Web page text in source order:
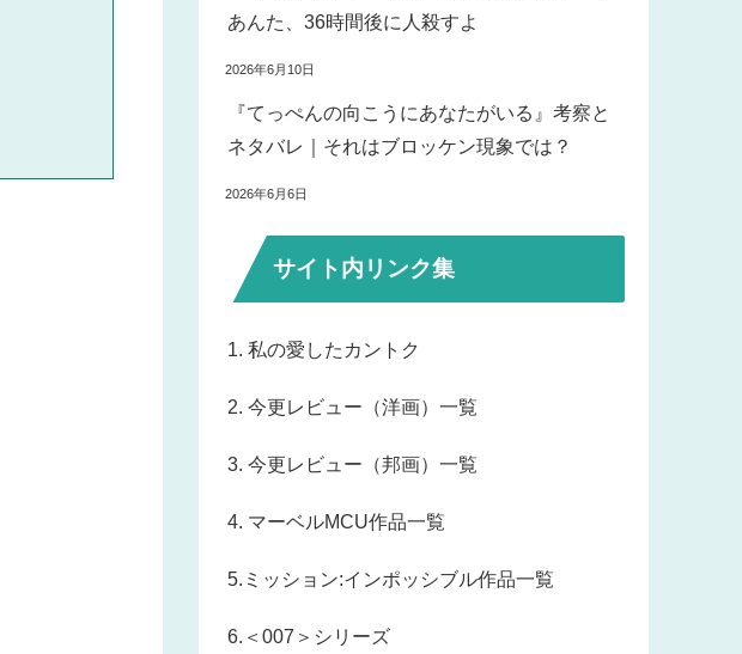
あんた、36時間後に人殺すよ
2026年6月10日
『てっぺんの向こうにあなたがいる』考察と
ネタバレ｜それはブロッケン現象では？
2026年6月6日
サイト内リンク集
1. 私の愛したカントク
2. 今更レビュー（洋画）一覧
3. 今更レビュー（邦画）一覧
4. マーベルMCU作品一覧
5.ミッション:インポッシブル作品一覧
6.＜007＞シリーズ